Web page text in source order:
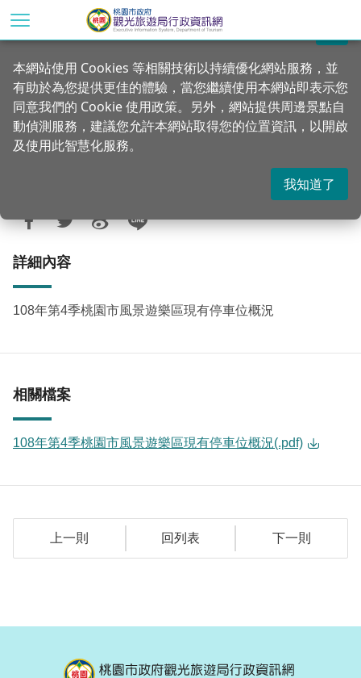
到
首頁 統計專區 公務統計方案
108年第4季桃園市風景遊樂區現有停車位
概況
1136
詳細內容
108年第4季桃園市風景遊樂區現有停車位概況
相關檔案
108年第4季桃園市風景遊樂區現有停車位概況(.pdf)
上一則 回列表 下一則
關閉
本網站使用 Cookies 等相關技術以持續優化網站服務，並
有助於為您提供更佳的體驗，當您繼續使用本網站即表示您
同意我們的 Cookie 使用政策。另外，網站提供周邊景點自
動偵測服務，建議您允許本網站取得您的位置資訊，以開啟
及使用此智慧化服務。
我知道了